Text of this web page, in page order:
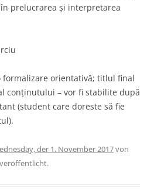
prelucrarea și interpretarea
formalizare orientativă; titlul final
conținutului – vor fi stabilite după
(student care doreste să fie
der 1. November 2017von
veröffentlicht.